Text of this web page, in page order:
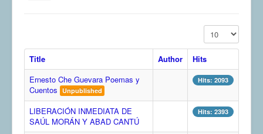
Resistencia
Análisis
Multimedia
Archivos
Display #
Title Author
Hits
Ernesto Che Guevara Poemas y
Cuentos Unpublished
Hits: 2093
LIBERACIÓN INMEDIATA DE
SAÚL MORÁN Y ABAD CANTÚ
Hits: 2393